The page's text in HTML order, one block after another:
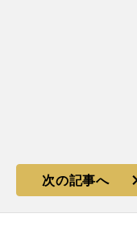
次の記事へ